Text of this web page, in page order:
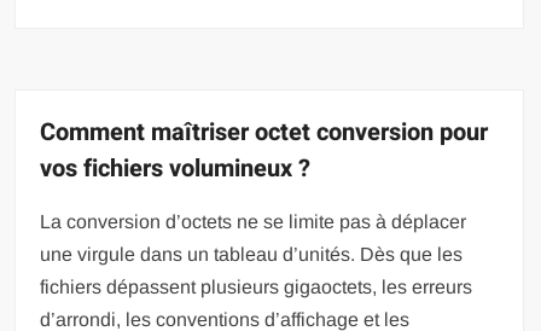
Comment maîtriser octet conversion pour
vos fichiers volumineux ?
La conversion d’octets ne se limite pas à déplacer
une virgule dans un tableau d’unités. Dès que les
fichiers dépassent plusieurs gigaoctets, les erreurs
d’arrondi, les conventions d’affichage et les